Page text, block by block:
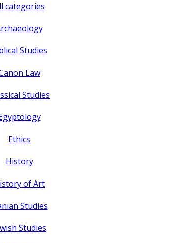
categories
Studies
Law
Studies
Ethics
History
of Art
Studies
Studies